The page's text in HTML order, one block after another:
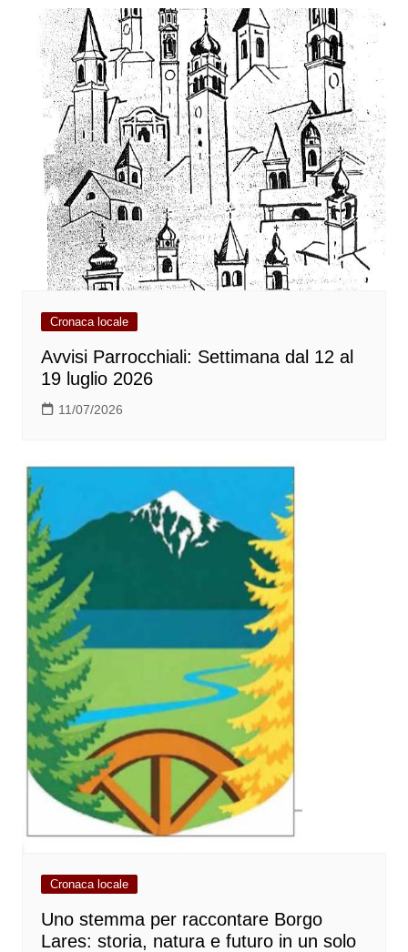
Cronaca locale
Avvisi Parrocchiali: Settimana dal 12 al
19 luglio 2026
11/07/2026
Cronaca locale
Uno stemma per raccontare Borgo
Lares: storia, natura e futuro in un solo